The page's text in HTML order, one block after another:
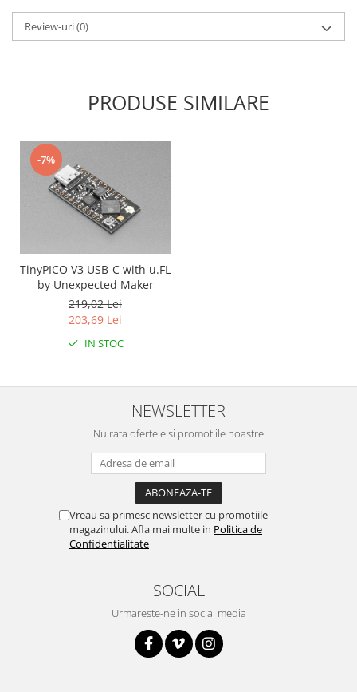
Motoare
Stepper
Sub-Micro
Tamiya
Roti si Senile
Sasiu
Servomotoare
Suruburi, Piulite, Conectare
Platforme de dezvoltare
Raspberry
Espruino
Review-uri(0)
PRODUSE SIMILARE
-7%
TinyPICO V3 USB-C with u.FL
by Unexpected Maker
219,02 Lei
203,69 Lei
IN STOC
NEWSLETTER
Nu rata ofertele si promotiile noastre
Vreau sa primesc newsletter cu promotiile
magazinului. Afla mai multe in Politica de
Confidentialitate
SOCIAL
Urmareste-ne in social media